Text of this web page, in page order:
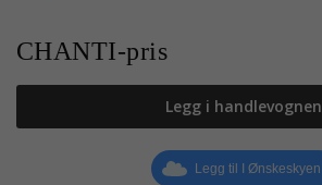
CHANTI-pris
Legg i handlevognen
Legg til I Ønskeskyen